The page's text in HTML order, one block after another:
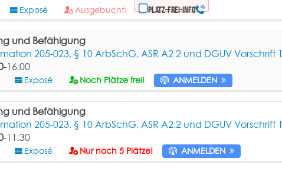
Exposé Ausgebucht! Platz-frei-Info
und Befähigung
205-023, § 10 ArbSchG, ASR A2.2 und DGUV Vorschrift 1
-16:00
Exposé Noch Plätze frei! ANMELDEN
und Befähigung
205-023, § 10 ArbSchG, ASR A2.2 und DGUV Vorschrift 1
-11:30
Exposé Nur noch 5 Plätze! ANMELDEN